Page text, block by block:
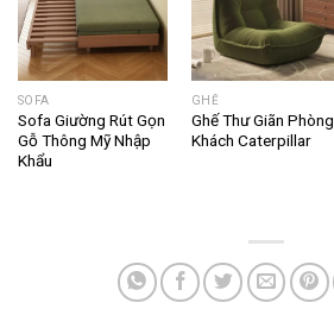
SOFA
Sofa Giường Rút Gọn
Gỗ Thông Mỹ Nhập
Khẩu
GHẾ
Ghế Thư Giãn Phòng
Khách Caterpillar